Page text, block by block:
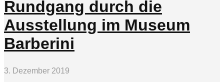
Rundgang durch die
Ausstellung im Museum
Barberini
3. Dezember 2019